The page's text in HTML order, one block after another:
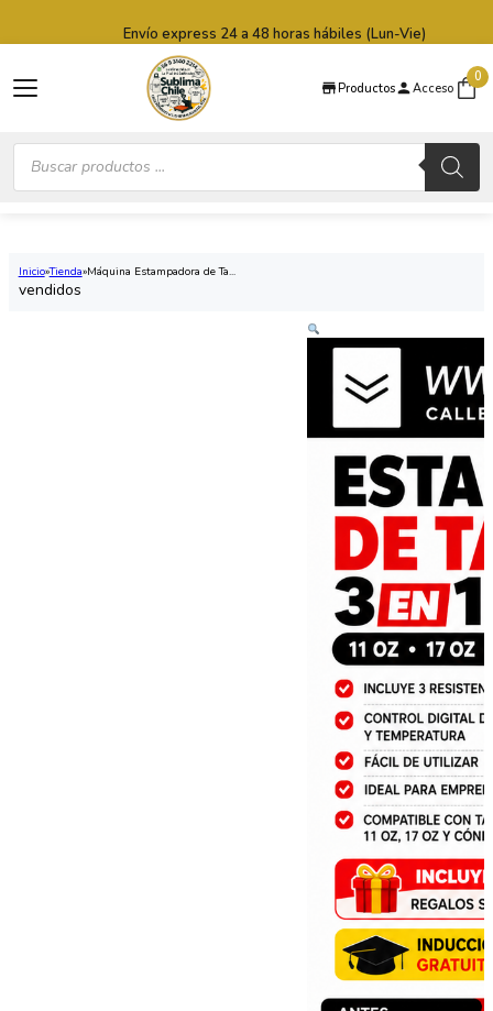
Productos Acceso
0
Búsqueda
productos
Envío express 24 a 48 horas hábiles (Lun-Vie)
Inicio Tienda Máquina Estampadora de Ta...
vendidos